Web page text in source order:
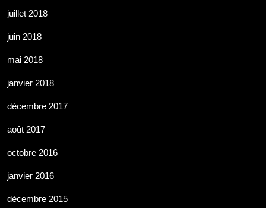
juillet 2018
juin 2018
mai 2018
janvier 2018
décembre 2017
août 2017
octobre 2016
janvier 2016
décembre 2015